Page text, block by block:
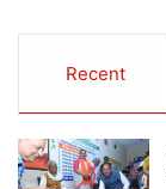
Recent